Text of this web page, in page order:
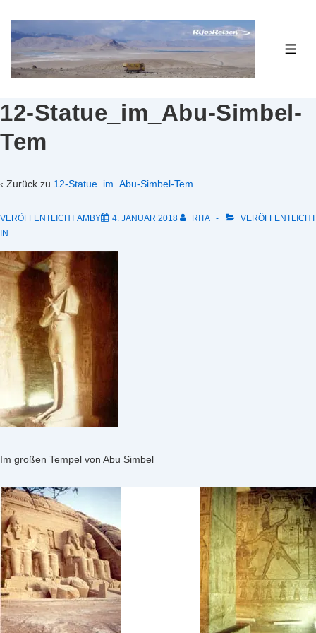
Zum
Inhalt
12-Statue_im_Abu-Simbel-
Tem
‹ Zurück zu 12-Statue_im_Abu-Simbel-Tem
VERÖFFENTLICHT AMBY 4. JANUAR 2018 RITA
VERÖFFENTLICHT
IN
Im großen Tempel von Abu Simbel